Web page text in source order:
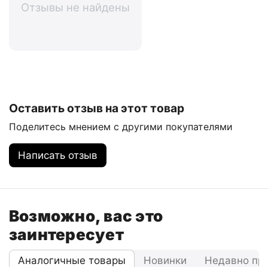
Отзывы не найдены
Оставить отзыв на этот товар
Поделитесь мнением с другими покупателями
Написать отзыв
Возможно, вас это
заинтересует
Аналогичные товары Новинки Недавно